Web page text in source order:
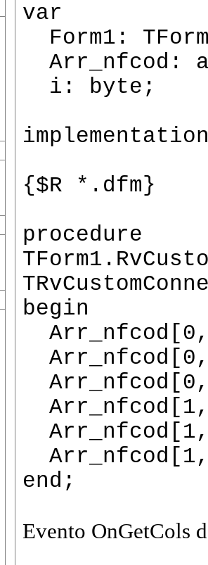
var
Form1:
Arr_nfcod:
i: byte;
{$R *.dfm}
procedure
begin
end;
Evento OnGetCols